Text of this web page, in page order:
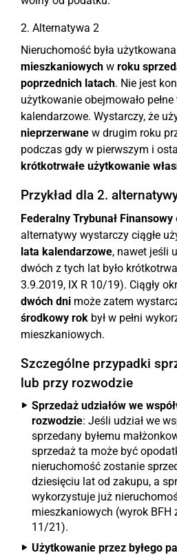
2. Alternatywa 2
Nieruchomość była
mieszkaniowych w roku
poprzednich latach. Nie jest
użytkowanie obejmowało
kalendarzowe. Wystarczy, że
nieprzerwane w drugim roku
podczas gdy w pierwszym i
krótkotrwałe użytkowanie
Przykład dla 2.
Federalny Trybunał Finansowy
alternatywy wystarczy ciągłe
lata kalendarzowe, nawet jeśli
dwóch z tych lat było
3.9.2019, IX R 10/19). Ciągły
dwóch dni może zatem
środkowy rok był w pełni
mieszkaniowych.
Szczególne przypadki
lub przy rozwodzie
Sprzedaż udziałów we
rozwodzie: Jeśli udział we
sprzedany byłemu
sprzedaż ta może być
nieruchomość zostanie
dziesięciu lat od zakupu, a
wykorzystuje już
mieszkaniowych (wyrok BFH
11/21).
Użytkowanie przez byłego